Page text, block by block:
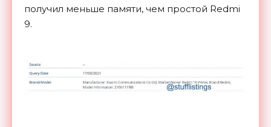
получил меньше памяти, чем простой Redmi
9.